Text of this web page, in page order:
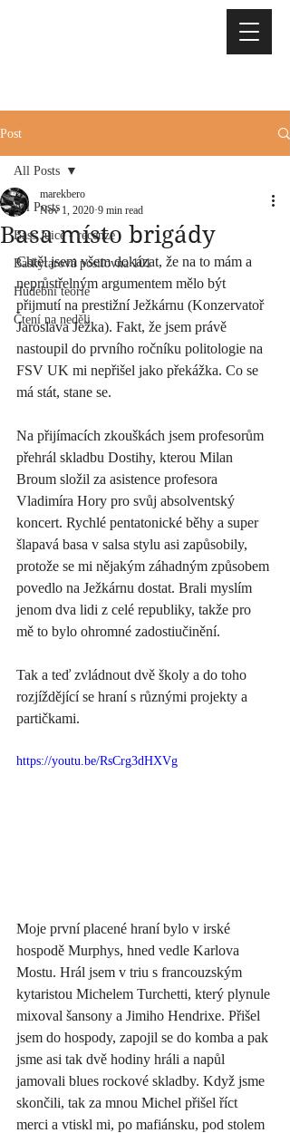
Post
All Posts
Bass Juice - recenze
Baskytarová posilovna 101
Hudební teorie
Čtení na neděli
All Posts
Basa místo brigády
marekbero
Nov 1, 2020 9 min read
Chtěl jsem všem dokázat, že na to mám a
neprůstřelným argumentem mělo být
přijmutí na prestižní Ježkárnu (Konzervatoř
Jaroslava Ježka). Fakt, že jsem právě
nastoupil do prvního ročníku politologie na
FSV UK mi nepřišel jako překážka. Co se
má stát, stane se.
Na přijímacích zkouškách jsem profesorům
přehrál skladbu Dostihy, kterou Milan
Broum složil za asistence profesora
Vladimíra Hory pro svůj absolventský
koncert. Rychlé pentatonické běhy a super
šlapavá basa v salsa stylu asi zapůsobily,
protože se mi nějakým záhadným způsobem
povedlo na Ježkárnu dostat. Brali myslím
jenom dva lidi z celé republiky, takže pro
mě to bylo ohromné zadostiučinění.
Tak a teď zvládnout dvě školy a do toho
rozjíždějící se hraní s různými projekty a
partičkami.
https://youtu.be/RsCrg3dHXVg
Moje první placené hraní bylo v irské
hospodě Murphys, hned vedle Karlova
Mostu. Hrál jsem v triu s francouzským
kytaristou Michelem Turchetti, který plynule
mixoval šansony a Jimiho Hendrixe. Přišel
jsem do hospody, zapojil se do komba a pak
jsme asi tak dvě hodiny hráli a napůl
jamovali blues rockové skladby. Když jsme
skončili, tak za mnou Michel přišel říct
merci a vtiskl mi, po mafiánsku, pod stolem